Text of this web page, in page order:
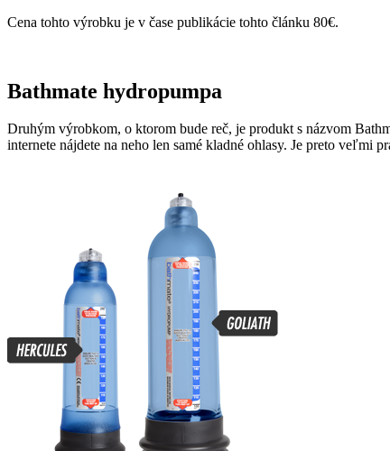
Cena tohto výrobku je v čase publikácie tohto článku 80€.
Bathmate hydropumpa
Druhým výrobkom, o ktorom bude reč, je produkt s názvom
internete nájdete na neho len samé kladné ohlasy. Je preto veľmi